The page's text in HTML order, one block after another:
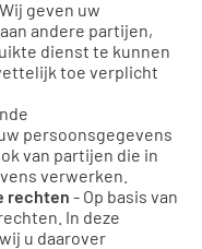
geven uw
andere partijen,
dienst te kunnen
toe verplicht
persoonsgegevens
van partijen die in
verwerken.
rechten - Op basis van
In deze
u daarover